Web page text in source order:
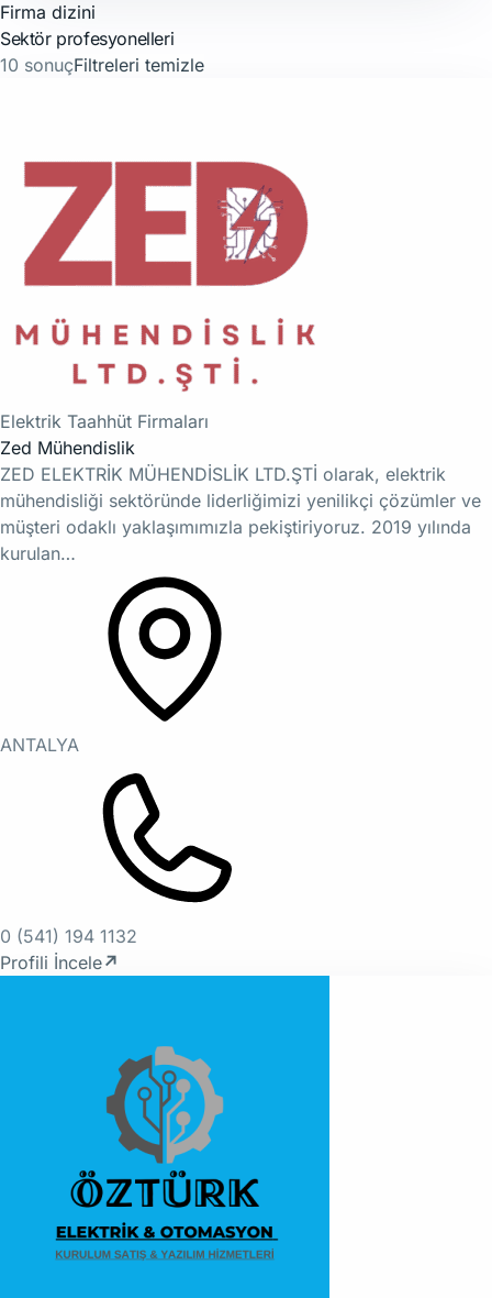
Firma dizini
Sektör profesyonelleri
10 sonuçFiltreleri temizle
Elektrik Taahhüt Firmaları
Zed Mühendislik
ZED ELEKTRİK MÜHENDİSLİK LTD.ŞTİ olarak, elektrik
mühendisliği sektöründe liderliğimizi yenilikçi çözümler ve
müşteri odaklı yaklaşımımızla pekiştiriyoruz. 2019 yılında
kurulan…
ANTALYA
0 (541) 194 1132
Profili İncele↗